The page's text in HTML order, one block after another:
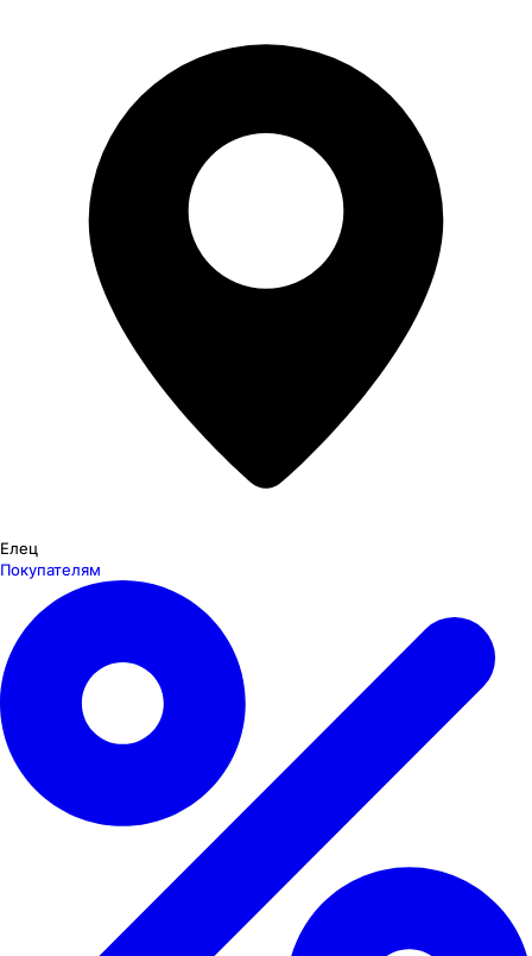
Елец
Покупателям